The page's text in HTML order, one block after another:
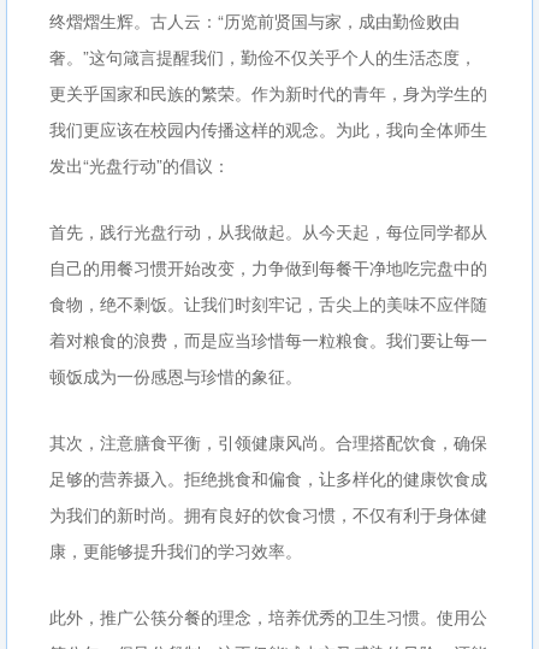
终熠熠生辉。古人云：“历览前贤国与家，成由勤俭败由
奢。”这句箴言提醒我们，勤俭不仅关乎个人的生活态度，
更关乎国家和民族的繁荣。作为新时代的青年，身为学生的
我们更应该在校园内传播这样的观念。为此，我向全体师生
发出“光盘行动”的倡议：
首先，践行光盘行动，从我做起。从今天起，每位同学都从
自己的用餐习惯开始改变，力争做到每餐干净地吃完盘中的
食物，绝不剩饭。让我们时刻牢记，舌尖上的美味不应伴随
着对粮食的浪费，而是应当珍惜每一粒粮食。我们要让每一
顿饭成为一份感恩与珍惜的象征。
其次，注意膳食平衡，引领健康风尚。合理搭配饮食，确保
足够的营养摄入。拒绝挑食和偏食，让多样化的健康饮食成
为我们的新时尚。拥有良好的饮食习惯，不仅有利于身体健
康，更能够提升我们的学习效率。
此外，推广公筷分餐的理念，培养优秀的卫生习惯。使用公